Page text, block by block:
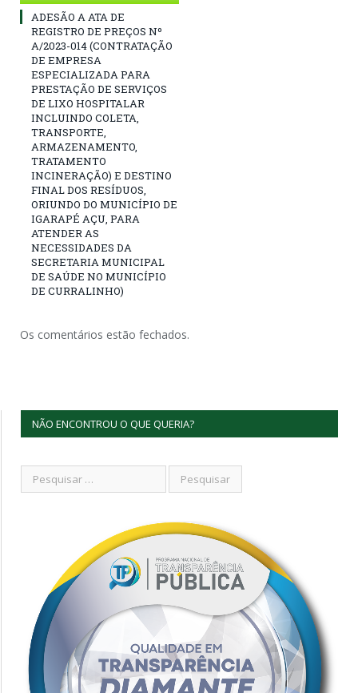
ADESÃO A ATA DE
REGISTRO DE PREÇOS Nº
A/2023-014 (CONTRATAÇÃO
DE EMPRESA
ESPECIALIZADA PARA
PRESTAÇÃO DE SERVIÇOS
DE LIXO HOSPITALAR
INCLUINDO COLETA,
TRANSPORTE,
ARMAZENAMENTO,
TRATAMENTO
INCINERAÇÃO) E DESTINO
FINAL DOS RESÍDUOS,
ORIUNDO DO MUNICÍPIO DE
IGARAPÉ AÇU, PARA
ATENDER AS
NECESSIDADES DA
SECRETARIA MUNICIPAL
DE SAÚDE NO MUNICÍPIO
DE CURRALINHO)
Os comentários estão fechados.
NÃO ENCONTROU O QUE QUERIA?